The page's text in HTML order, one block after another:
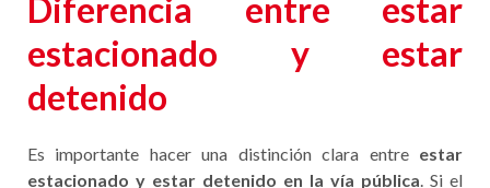
Diferencia entre estar
estacionado y estar
detenido
Es importante hacer una distinción clara entre estar
estacionado y estar detenido en la vía pública. Si el